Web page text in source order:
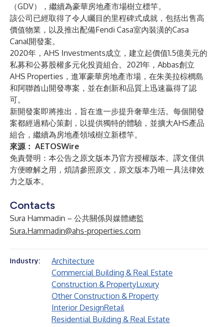
（GDV），繼續為豪華房地產市場樹立標竿。
該公司已經取得了令人矚目的里程碑式成就，包括出售高
價值物業，以及推出配備Fendi Casa室內裝潢的Casa
Canal開發案。
2020年，AHS Investments成立，建立起價值1.5億美元的
私募和公募股權多元化投資組合。2021年，Abbas創立
AHS Properties，進軍豪華房地產市場，在朱美拉棕櫚島
和阿聯酋山開發專案，並在創新和品質上迅速贏得了認
可。
新開發案即將推出，旨在進一步提升奢華生活。每個開發
案都經過精心策劃，以提供獨特的體驗，並擴大AHS產品
組合，繼續為房地產領域樹立新標竿。
來源： AETOSWire
免責聲明：本公告之原文版本乃官方授權版本。譯文僅供
方便瞭解之用，煩請參照原文，原文版本乃唯一具法律效
力之版本。
Contacts
Sura Hammadin – 公共關係與媒體總監
Sura.Hammadin@ahs-properties.com
Industry:
Architecture
Commercial Building & Real Estate
Construction & PropertyLuxury
Other Construction & Property
Interior DesignRetail
Residential Building & Real Estate